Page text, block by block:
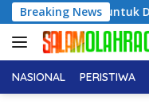
Langsung
ke
konten
Breaking News
untuk Deltras FC
NASIONAL PERISTIWA